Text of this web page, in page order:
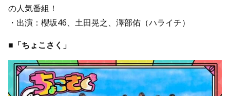
の人気番組！
・出演：櫻坂46、土田晃之、澤部佑（ハライチ）
■「ちょこさく」